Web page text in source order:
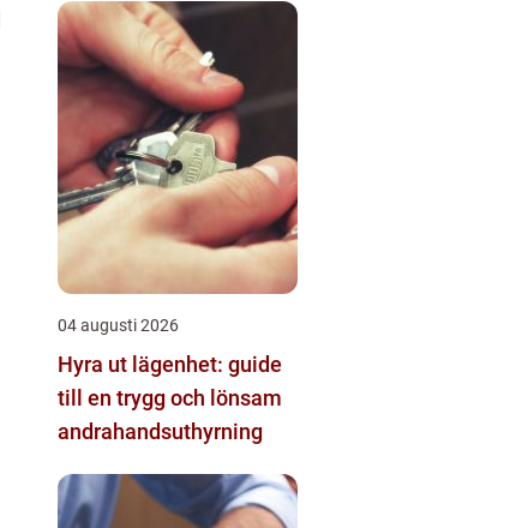
värld
04 augusti 2026
Hyra ut lägenhet: guide
till en trygg och lönsam
andrahandsuthyrning